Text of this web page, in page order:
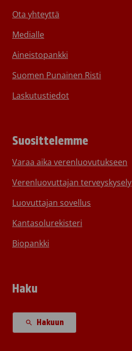
Ota yhteyttä
Medialle
Aineistopankki
Suomen Punainen Risti
Laskutustiedot
Suosittelemme
Varaa aika verenluovutukseen
Verenluovuttajan terveyskysely
Luovuttajan sovellus
Kantasolurekisteri
Biopankki
Haku
Hakuun